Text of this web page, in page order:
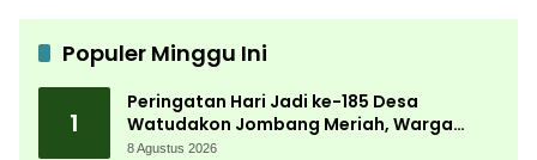
Populer Minggu Ini
1
Peringatan Hari Jadi ke-185 Desa
Watudakon Jombang Meriah, Warga
Tumpek Blek Padati Karnaval Budaya
8 Agustus 2026